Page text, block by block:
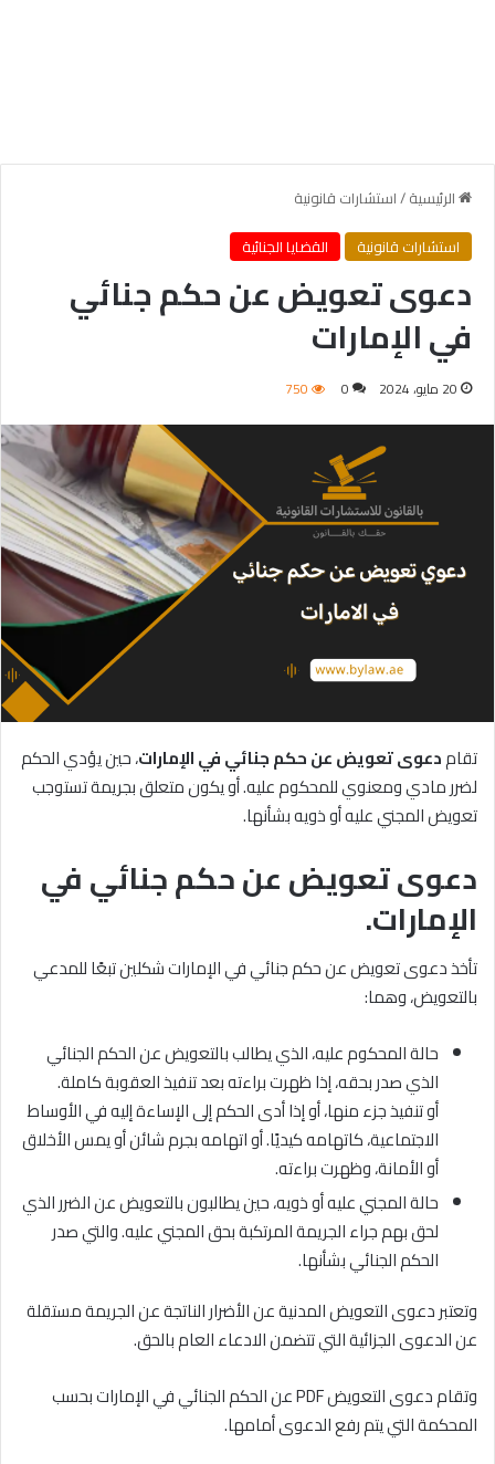
الرئيسية/استشارات قانونية
استشارات قانونية
القضايا الجنائية
دعوى تعويض عن حكم جنائي
في الإمارات
20 مايو، 2024 0
750
تقامدعوىتعويضعنحكمجنائيفيالإمارات، حين يؤدي الحكم
لضرر مادي ومعنوي للمحكوم عليه. أو يكون متعلق بجريمة تستوجب
تعويض المجني عليه أو ذويه بشأنها.
دعوى تعويض عن حكم جنائي في
الإمارات.
تأخذ دعوى تعويض عن حكم جنائي في الإمارات شكلين تبعًا للمدعي
بالتعويض، وهما:
حالة المحكوم عليه، الذي يطالب بالتعويض عن الحكم الجنائي
الذي صدر بحقه، إذا ظهرت براءته بعد تنفيذ العقوبة كاملة.
أو تنفيذ جزء منها، أو إذا أدى الحكم إلى الإساءة إليه في الأوساط
الاجتماعية، كاتهامه كيديًا. أو اتهامه بجرم شائن أو يمس الأخلاق
أو الأمانة، وظهرت براءته.
حالة المجني عليه أو ذويه، حين يطالبون بالتعويض عن الضرر الذي
لحق بهم جراء الجريمة المرتكبة بحق المجني عليه. والتي صدر
الحكم الجنائي بشأنها.
وتعتبر دعوى التعويض المدنية عن الأضرار الناتجة عن الجريمة مستقلة
عن الدعوى الجزائية التي تتضمن الادعاء العام بالحق.
وتقام دعوى التعويض PDF عن الحكم الجنائي في الإمارات بحسب
المحكمة التي يتم رفع الدعوى أمامها.